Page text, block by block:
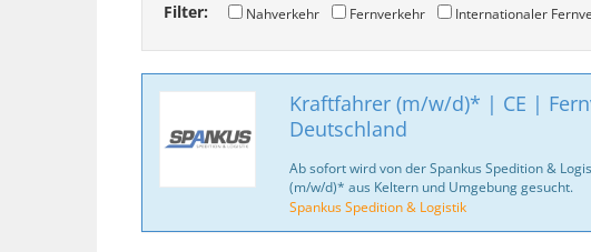
Filter: Nahverkehr Fernverkehr Internationaler
Kraftfahrer (m/w/d)* | CE |
Deutschland
Ab sofort wird von der Spankus Spedition &
(m/w/d)* aus Keltern und Umgebung gesucht.
Spankus Spedition & Logistik